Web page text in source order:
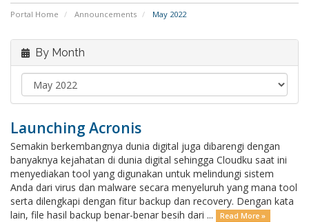
Portal Home Announcements May 2022
By Month
Launching Acronis
Semakin berkembangnya dunia digital juga dibarengi dengan
banyaknya kejahatan di dunia digital sehingga Cloudku saat ini
menyediakan tool yang digunakan untuk melindungi sistem
Anda dari virus dan malware secara menyeluruh yang mana tool
serta dilengkapi dengan fitur backup dan recovery. Dengan kata
lain, file hasil backup benar-benar besih dari ...
Read More »